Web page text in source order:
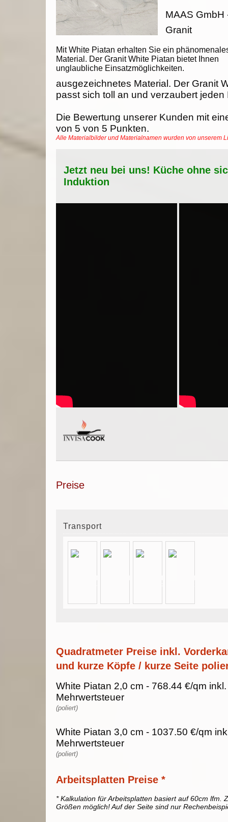
Mit White Piatan erhalten Sie ein
Material. Der Granit White Piatan bietet Ihnen
unglaubliche Einsatzmöglichkeiten.
MAAS GmbH
Granit
ausgezeichnetes Material. Der Granit
passt sich toll an und verzaubert jeden
Die Bewertung unserer Kunden mit
von 5 von 5 Punkten.
Alle Materialbilder und Materialnamen wurden von unserem
Jetzt neu bei uns! Küche ohne
Induktion
Preise
Transport
Quadratmeter Preise inkl.
und kurze Köpfe / kurze Seite
White Piatan 2,0 cm - 768.44 €/qm
Mehrwertsteuer
(poliert)
White Piatan 3,0 cm - 1037.50 €/qm
Mehrwertsteuer
(poliert)
Arbeitsplatten Preise *
* Kalkulation für Arbeitsplatten basiert auf 60cm lfm.
Größen möglich! Auf der Seite sind nur